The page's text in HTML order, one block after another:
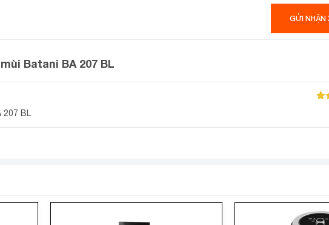
Batani BA 207 BL
207 BL